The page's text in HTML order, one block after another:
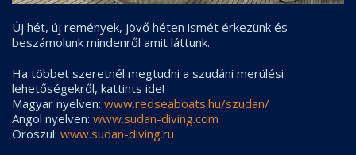
Új hét, új remények, jövő héten ismét érkezünk és
beszámolunk mindenről amit láttunk.
Ha többet szeretnél megtudni a szudáni merülési
lehetőségekről, kattints ide!
Magyar nyelven: www.redseaboats.hu/szudan/
Angol nyelven: www.sudan-diving.com
Oroszul: www.sudan-diving.ru